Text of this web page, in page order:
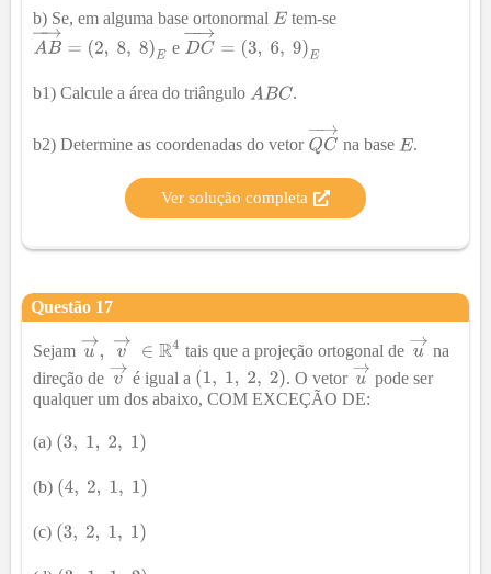
b) Se, em alguma base ortonormal
tem-se
e
b1) Calcule a área do triângulo .
b2) Determine as coordenadas do vetor na base .
Ver solução completa
Questão 17
Sejam tais que a projeção ortogonal de
na
direção de
é igual a . O vetor
pode ser
qualquer um dos abaixo, COM EXCEÇÃO DE:
(a)
(b)
(c)